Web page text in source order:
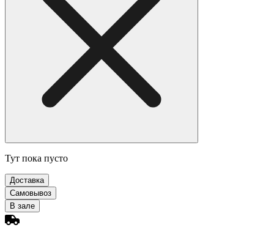
Тут пока пусто
Доставка
Самовывоз
В зале